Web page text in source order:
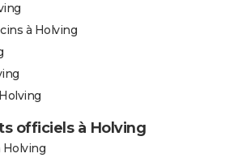
à Holving
officiels à Holving
Holving